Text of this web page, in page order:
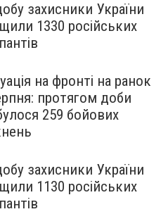
захисники України
1330 російських
на фронті на ранок
протягом доби
259 бойових
захисники України
1130 російських